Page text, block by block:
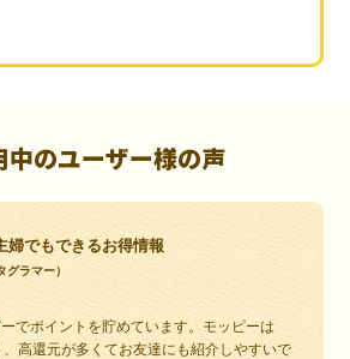
中のユーザー様の声
婦でもできるお得情報
グラマー）
でポイントを貯めています。モッピーは
、高還元が多くてお友達にも紹介しやすいで